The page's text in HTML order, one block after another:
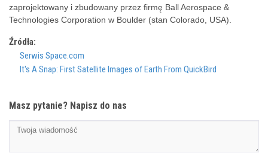
zaprojektowany i zbudowany przez firmę Ball Aerospace &
Technologies Corporation w Boulder (stan Colorado, USA).
Źródła:
Serwis Space.com
It's A Snap: First Satellite Images of Earth From QuickBird
Masz pytanie? Napisz do nas